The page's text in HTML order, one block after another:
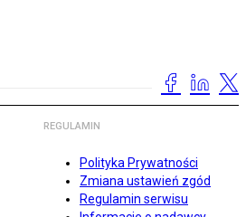
REGULAMIN
Polityka Prywatności
Zmiana ustawień zgód
Regulamin serwisu